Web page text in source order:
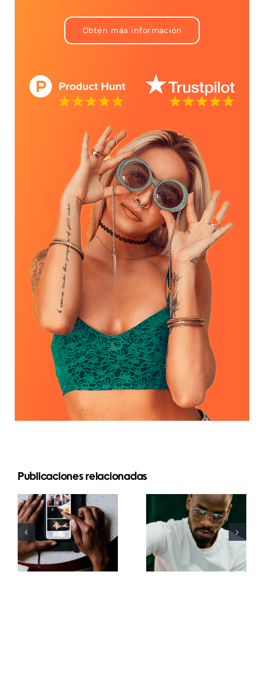
Obtén más información
Publicaciones relacionadas
Las mejores
apps para
animar fotos
y crear
publicaciones
atractivas
mejores
estrategias
avanzadas
para mejorar
la
comprensión